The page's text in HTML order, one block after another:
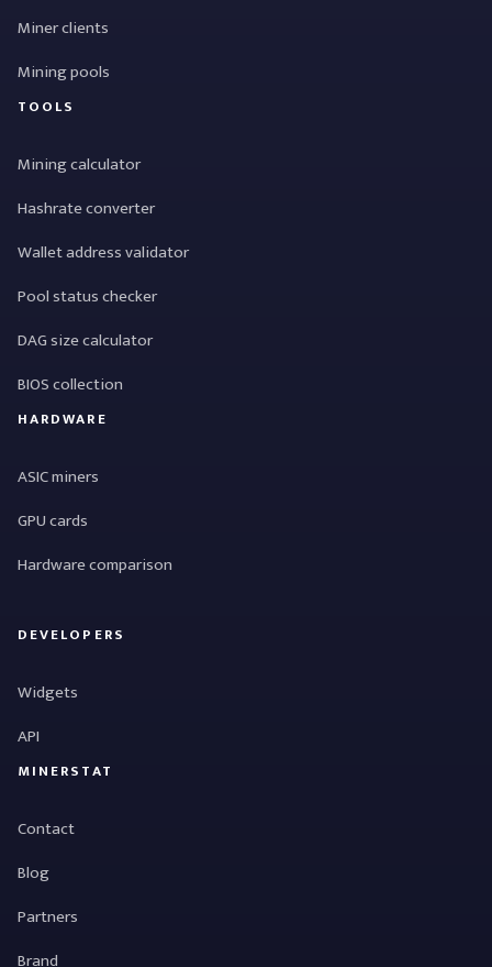
Miner clients
Mining pools
TOOLS
Mining calculator
Hashrate converter
Wallet address validator
Pool status checker
DAG size calculator
BIOS collection
HARDWARE
ASIC miners
GPU cards
Hardware comparison
DEVELOPERS
Widgets
API
MINERSTAT
Contact
Blog
Partners
Brand